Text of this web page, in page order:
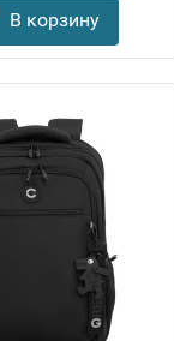
В корзину